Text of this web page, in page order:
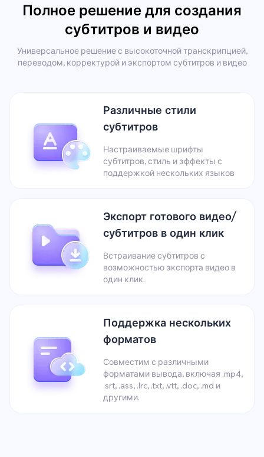
Полное решение для создания
субтитров и видео
Универсальное решение с высокоточной транскрипцией,
переводом, корректурой и экспортом субтитров и видео
Различные стили
субтитров
Настраиваемые шрифты
субтитров, стиль и эффекты с
поддержкой нескольких языков
Экспорт готового видео/
субтитров в один клик
Встраивание субтитров с
возможностью экспорта видео в
один клик.
Поддержка нескольких
форматов
Совместим с различными
форматами вывода, включая .mp4,
.srt, .ass, .lrc, .txt, .vtt, .doc, .md и
другими.